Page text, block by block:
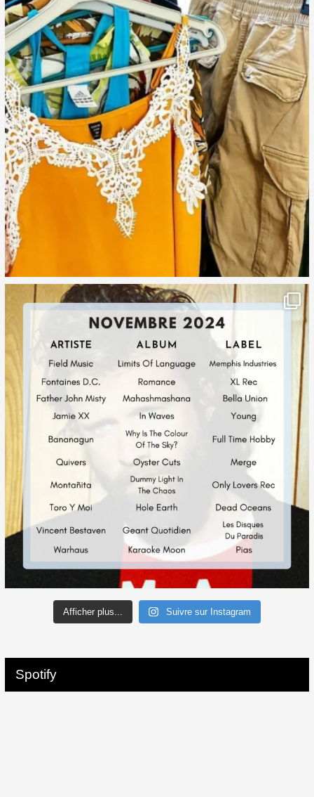
Afficher plus... Suivre sur Instagram
Spotify